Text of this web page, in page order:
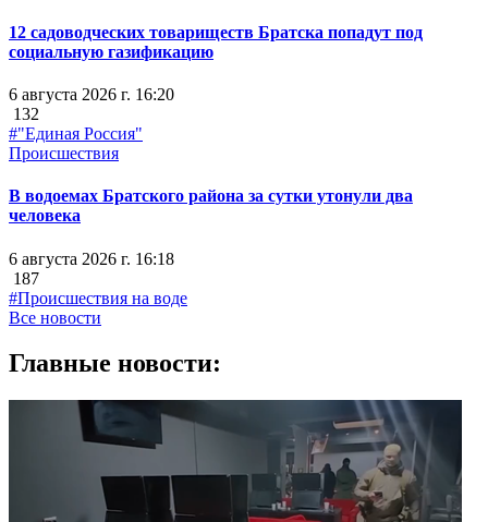
12 садоводческих товариществ Братска попадут под
социальную газификацию
6 августа 2026 г. 16:20
132
#"Единая Россия"
Происшествия
В водоемах Братского района за сутки утонули два
человека
6 августа 2026 г. 16:18
187
#Происшествия на воде
Все новости
Главные новости: